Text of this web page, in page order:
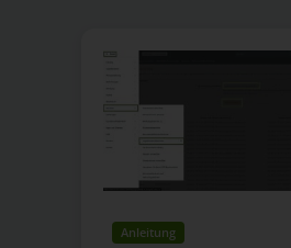
Anleitung